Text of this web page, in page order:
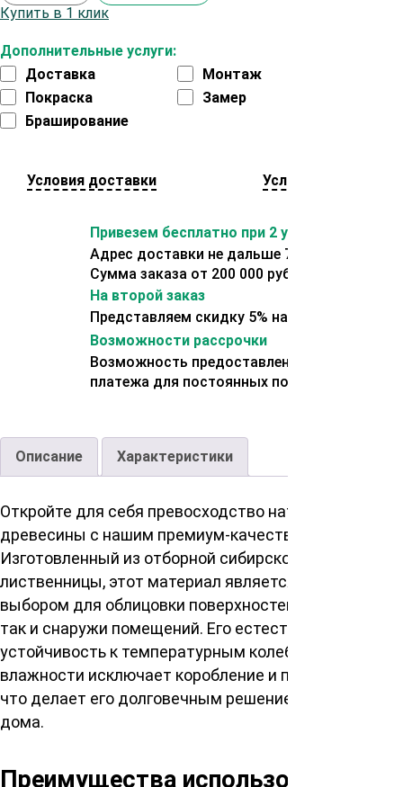
Дополнительные услуги:
Доставка
Монтаж
Покраска
Замер
Браширование
Купить в 1 клик
Условия доставки Условия оплаты
Привезем бесплатно при 2 условиях:
Адрес доставки не дальше 70 км от склада.
Сумма заказа от 200 000 рублей.
На второй заказ
Представляем скидку 5% на второй заказ
Возможности рассрочки
Возможность предоставления отсрочки
платежа для постоянных покупателей.
Описание Характеристики
Откройте для себя превосходство натуральной
древесины с нашим премиум-качеством.
Изготовленный из отборной сибирской
лиственницы, этот материал является идеальным
выбором для облицовки поверхностей как внутри,
так и снаружи помещений. Его естественная
устойчивость к температурным колебаниям и
влажности исключает коробление и потерю формы,
что делает его долговечным решением для вашего
дома.
Преимущества использования